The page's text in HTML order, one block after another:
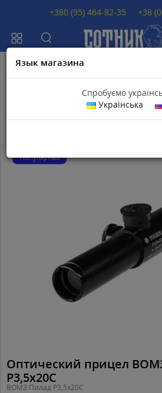
Язык магазина
Спробуємо
Українська
Приборы БелОМО
Популярный
Оптический прицел
P3,5x20C
ВОМЗ Пилад P3,5x20C
+380 (95) 464-82-35 +38